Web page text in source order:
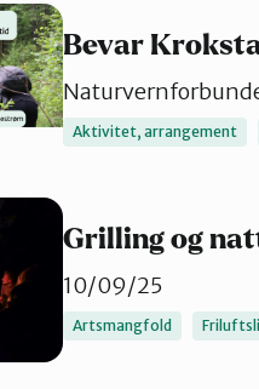
Bevar
Aktivitet, arrangement
Grilling og
10/09/25
Artsmangfold